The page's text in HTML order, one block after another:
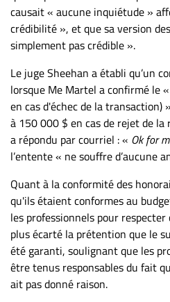
causait « aucune inquiétude »
crédibilité », et que sa version
simplement pas crédible ».
Le juge Sheehan a établi qu’un
lorsque Me Martel a confirmé le «
en cas d'échec de la
à 150 000 $ en cas de rejet de la
a répondu par courriel : « Ok for
l’entente « ne souffre d’aucune
Quant à la conformité des
qu'ils étaient conformes au
les professionnels pour
plus écarté la prétention que le
été garanti, soulignant que les
être tenus responsables du fait
ait pas donné raison.